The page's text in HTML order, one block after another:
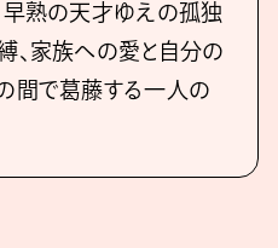
早熟の天才ゆえの孤独
、家族への愛と自分の
間で葛藤する一人の